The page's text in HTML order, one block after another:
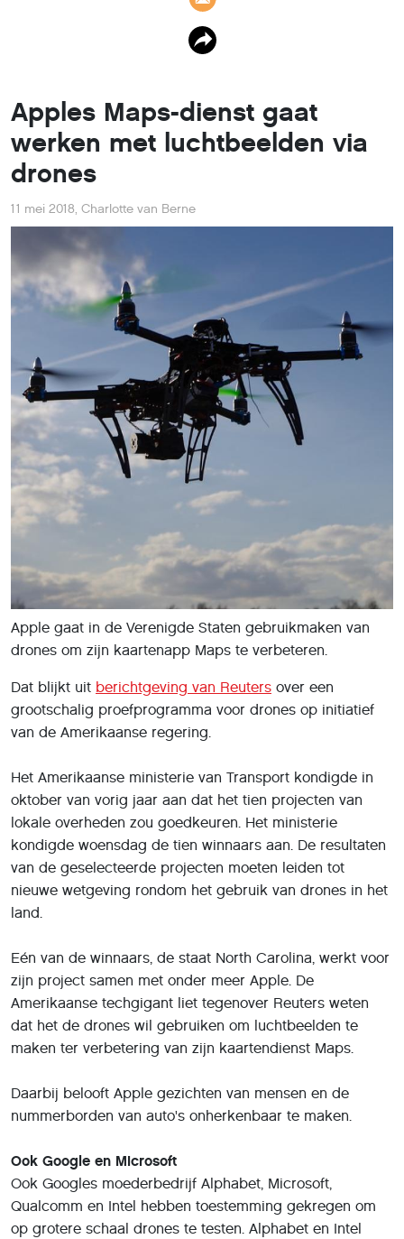
Deel dit artikel
drones om zijn kaartenapp Maps te verbeteren.
Dat blijkt uitberichtgeving van Reuters
grootschalig proefprogramma voor drones op initiatief
van de Amerikaanse regering.
Het Amerikaanse ministerie van Transport kondigde in
oktober van vorig jaar aan dat het tien projecten van
lokale overheden zou goedkeuren. Het ministerie
kondigde woensdag de tien winnaars aan. De resultaten
van de geselecteerde projecten moeten leiden tot
nieuwe wetgeving rondom het gebruik van drones in het
land.
Eén van de winnaars, de staat North Carolina, werkt voor
zijn project samen met onder meer Apple. De
Amerikaanse techgigant liet tegenover Reuters weten
dat het de drones wil gebruiken om luchtbeelden te
Daarbij belooft Apple gezichten van mensen en de
nummerborden van auto's onherkenbaar te maken.
Ook Google en Microsoft
Qualcomm en Intel hebben toestemming gekregen om
op grotere schaal drones te testen. Alphabet en Intel
doen dat via de universiteit Virginia Tech, Qualcomm en
Microsoft werken respectievelijk samen met de stad San
Diego en de staat Kansas.
Amazon, dat al geruime tijd experimenteert met
dronefabrikant DJI viel buiten de boot. Wel is de groot
dat zij in de komende maanden ook goedkeuring zullen
krijgen voor dergelijke projecten. Mogelijk gebeurt dit
onder de bestaande eisen, maar het zou ook kunnen dat
voorstellen worden aangepast om in aanmerking te